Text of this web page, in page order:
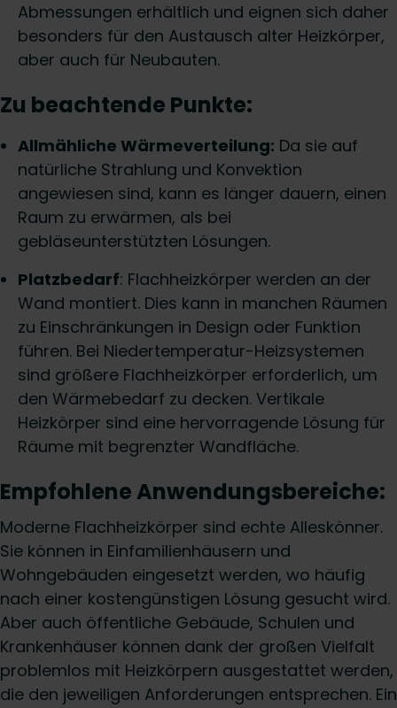
Abmessungen erhältlich und eignen sich daher
besonders für den Austausch alter Heizkörper,
aber auch für Neubauten.
Zu beachtende Punkte:
Allmähliche Wärmeverteilung: Da sie auf
natürliche Strahlung und Konvektion
angewiesen sind, kann es länger dauern, einen
Raum zu erwärmen, als bei
gebläseunterstützten Lösungen.
Platzbedarf: Flachheizkörper werden an der
Wand montiert. Dies kann in manchen Räumen
zu Einschränkungen in Design oder Funktion
führen. Bei Niedertemperatur-Heizsystemen
sind größere Flachheizkörper erforderlich, um
den Wärmebedarf zu decken. Vertikale
Heizkörper sind eine hervorragende Lösung für
Räume mit begrenzter Wandfläche.
Empfohlene Anwendungsbereiche:
Moderne Flachheizkörper sind echte Alleskönner.
Sie können in Einfamilienhäusern und
Wohngebäuden eingesetzt werden, wo häufig
nach einer kostengünstigen Lösung gesucht wird.
Aber auch öffentliche Gebäude, Schulen und
Krankenhäuser können dank der großen Vielfalt
problemlos mit Heizkörpern ausgestattet werden,
die den jeweiligen Anforderungen entsprechen. Ein